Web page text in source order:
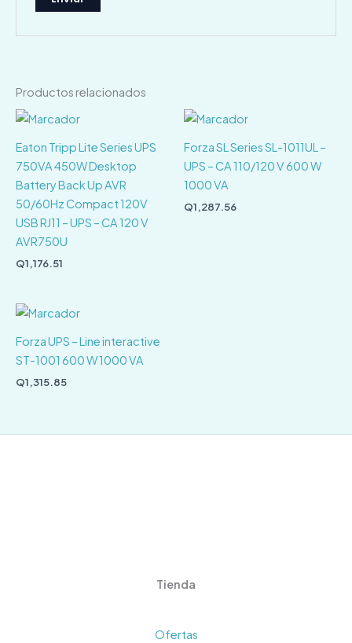
Productos relacionados
Eaton Tripp Lite Series UPS
750VA 450W Desktop
Battery Back Up AVR
50/60Hz Compact 120V
USB RJ11 – UPS – CA 120 V
AVR750U
Q1,176.51
Forza SL Series SL-1011UL –
UPS – CA 110/120 V 600 W
1000 VA
Q1,287.56
Forza UPS – Line interactive
ST-1001 600 W 1000 VA
Q1,315.85
Tienda
Ofertas